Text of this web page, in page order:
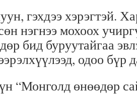
гэхдээ хэрэгтэй.
нэгнээ мохоох
бид буруутайгаа
одоо бүр
“Монголд өнөөдөр